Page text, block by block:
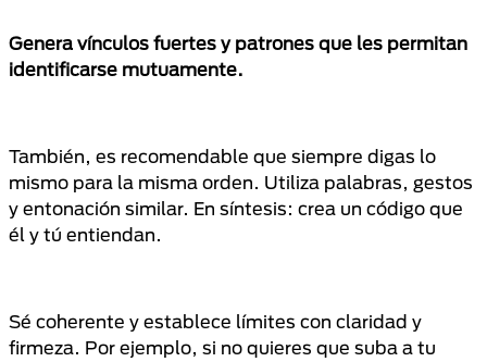
Genera vínculos fuertes y patrones que les permitan
identificarse mutuamente.
También, es recomendable que siempre digas lo
mismo para la misma orden. Utiliza palabras, gestos
y entonación similar. En síntesis: crea un código que
él y tú entiendan.
Sé coherente y establece límites con claridad y
firmeza. Por ejemplo, si no quieres que suba a tu